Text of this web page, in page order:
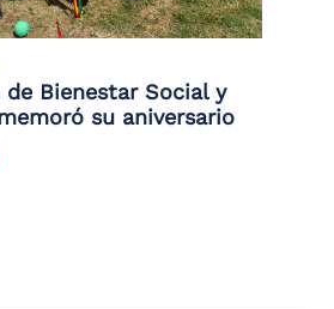
de Bienestar Social y
su aniversario